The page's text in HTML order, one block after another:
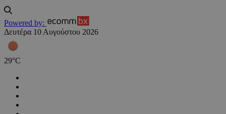
Powered by:
Δευτέρα 10 Αυγούστου 2026
29°C